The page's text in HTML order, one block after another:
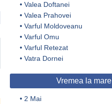
• Valea Doftanei
• Valea Prahovei
• Varful Moldoveanu
• Varful Omu
• Varful Retezat
• Vatra Dornei
Vremea la mare
• 2 Mai